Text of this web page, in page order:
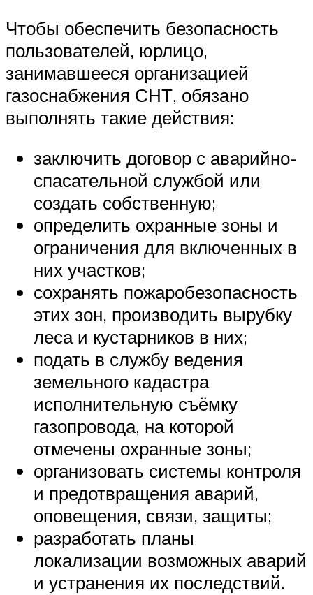
Чтобы обеспечить безопасность
пользователей, юрлицо,
занимавшееся организацией
газоснабжения СНТ, обязано
выполнять такие действия:
заключить договор с аварийно-
спасательной службой или
создать собственную;
определить охранные зоны и
ограничения для включенных в
них участков;
сохранять пожаробезопасность
этих зон, производить вырубку
леса и кустарников в них;
подать в службу ведения
земельного кадастра
исполнительную съёмку
газопровода, на которой
отмечены охранные зоны;
организовать системы контроля
и предотвращения аварий,
оповещения, связи, защиты;
разработать планы
локализации возможных аварий
и устранения их последствий.